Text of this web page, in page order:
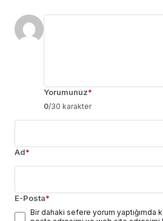
Yorumunuz*
0/30 karakter
Ad*
E-Posta*
Bir dahaki sefere yorum yaptığımda